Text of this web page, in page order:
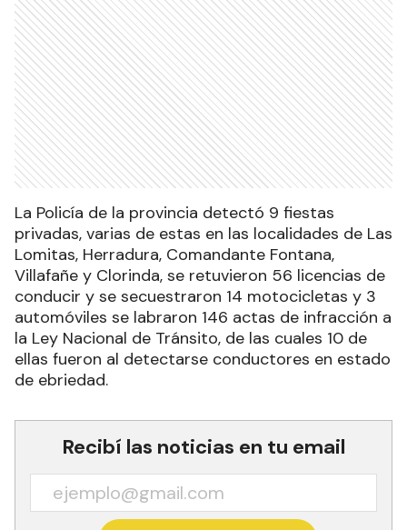
La Policía de la provincia detectó 9 fiestas
privadas, varias de estas en las localidades de Las
Lomitas, Herradura, Comandante Fontana,
Villafañe y Clorinda, se retuvieron 56 licencias de
conducir y se secuestraron 14 motocicletas y 3
automóviles se labraron 146 actas de infracción a
la Ley Nacional de Tránsito, de las cuales 10 de
ellas fueron al detectarse conductores en estado
de ebriedad.
Recibí las noticias en tu email